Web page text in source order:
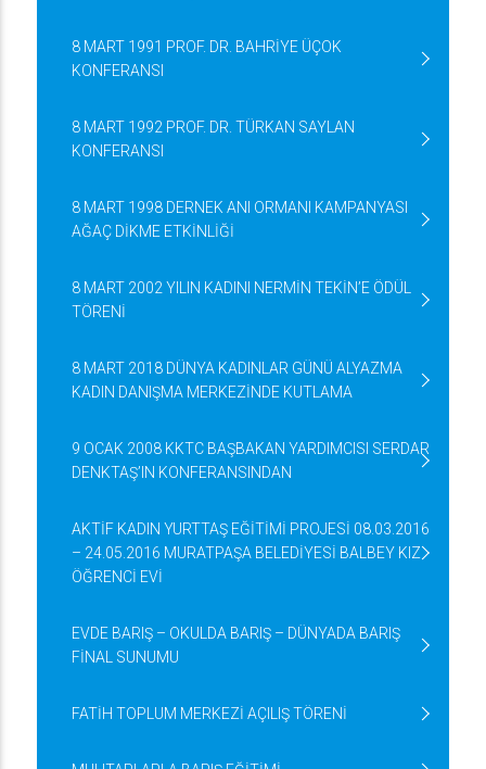
8 MART 1991 PROF. DR. BAHRİYE ÜÇOK
KONFERANSI
8 MART 1992 PROF. DR. TÜRKAN SAYLAN
KONFERANSI
8 MART 1998 DERNEK ANI ORMANI KAMPANYASI
AĞAÇ DİKME ETKİNLİĞİ
8 MART 2002 YILIN KADINI NERMİN TEKİN’E ÖDÜL
TÖRENİ
8 MART 2018 DÜNYA KADINLAR GÜNÜ ALYAZMA
KADIN DANIŞMA MERKEZİNDE KUTLAMA
9 OCAK 2008 KKTC BAŞBAKAN YARDIMCISI SERDAR
DENKTAŞ’IN KONFERANSINDAN
AKTİF KADIN YURTTAŞ EĞİTİMİ PROJESİ 08.03.2016
– 24.05.2016 MURATPAŞA BELEDİYESİ BALBEY KIZ
ÖĞRENCİ EVİ
EVDE BARIŞ – OKULDA BARIŞ – DÜNYADA BARIŞ
FİNAL SUNUMU
FATİH TOPLUM MERKEZİ AÇILIŞ TÖRENİ